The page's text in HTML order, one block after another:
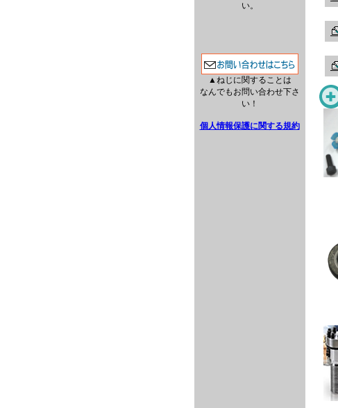
い。
▲ねじに関することは
なんでもお問い合わせ下さ
い！
個人情報保護に関する規約